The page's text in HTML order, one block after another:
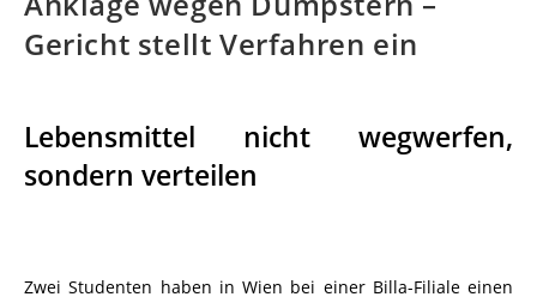
Gericht stellt Verfahren ein
Lebensmittel nicht wegwerfen,
sondern verteilen
Zwei Studenten haben in Wien bei einer Billa-Filiale einen